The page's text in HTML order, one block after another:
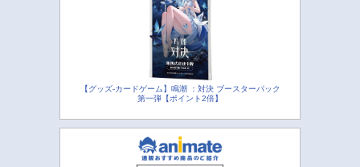
【グッズ-カードゲーム】鳴潮 ：対決 ブースターパック
第一弾【ポイント2倍】